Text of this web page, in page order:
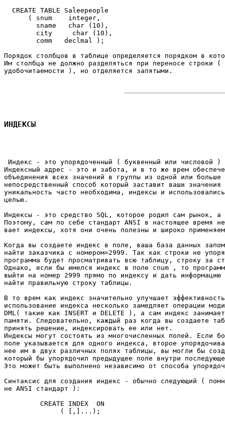
  CREATE TABLE Saleepeople
      ( snum    integer,
        sname   char (10),
        city     char (10),
        comm   declmal );
Порядок столбцов в таблице определяется порядком в
Им столбца не должно разделяться при переносе строки
удобочитаемости ), но отделяется запятыми.
ИНДЕКСЫ
Индекс - это упорядоченный ( буквенный или числовой
Индексный адрес - это и забота, и в то же врем
объединения всех значений в группы из одной или
непосредственный способ который заставит ваши
уникальность часто необходима, индексы и
целью.
Индексы - это средство SQL, которое родил сам рынок,
Поэтому, сам по себе стандарт ANSI в настоящее время
вает индексы, хотя они очень полезны и широко
Когда вы создаете индекс в поле, ваша база данных
найти заказчика с номером=2999. Так как строки не
программа будет просматривать всю таблицу, строку за
Однако, если бы имелся индекс в поле cnum , то
выйти на номер 2999 прямо по индексу и дать
найти правильную строку таблицы.
В то врем как индекс значительно улучшает
использование индекса несколько замедляет операции
DML( такие как INSERT и DELETE ), а сам индекс
памяти. Следовательно, каждый раз когда вы создаете
принять решение, индексировать ее или нет.
Индексы могут состоять из многочисленных полей. Если
поле указывается для одного индекса, второе
нее им в двух различных полях таблицы, вы могли бы
который бы упорядочил предыдущее поле внутри
Это может быть выполнено независимо от способа
Синтаксис для создания индекс - обычно следующий (
не ANSI стандарт ):
         CREATE INDEX
ON
              (
[,
]...);